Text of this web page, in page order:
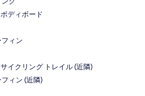
ディボード
ィン
イクリング トレイル (近隣)
ィン (近隣)